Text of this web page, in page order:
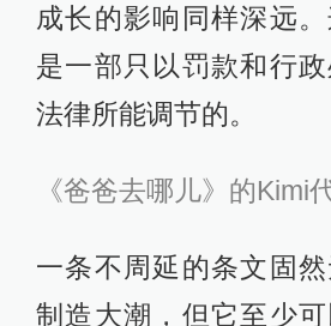
成长的影响同样深远
是一部只以罚款和行
法律所能调节的。
《爸爸去哪儿》的Kimi
一条不周延的条文固
制造大潮，但它至少